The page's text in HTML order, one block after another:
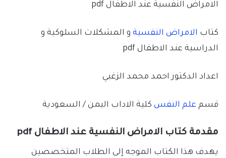
الامراض النفسية عند الاطفال pdf
كتاب الامراض النفسية و المشكلات السلوكية و
الدراسية عند الاطفال pdf
اعداد الدكتور احمد محمد الزغبي
قسم علم النفس كلية الاداب اليمن / السعودية
مقدمة كتاب الامراض النفسية عند الاطفال pdf
يهدف هذا الكتاب الموجه إلى الطلاب المتخصصين